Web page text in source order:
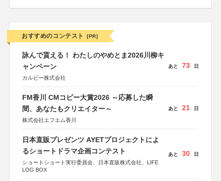
おすすめのコンテスト [PR]
詠んで貰える！ わたしのやめとま2026川柳キ
ャンペーン
カルビー株式会社
あと 73 日
FM香川 CMコピー大賞2026 ～応募した瞬
間、あなたもクリエイター～
株式会社エフエム香川
あと 21 日
日本直販プレゼンツ AYETプロジェクトによ
るショートドラマ企画コンテスト
ショートショート実行委員会、日本直販株式会社、LIFE
LOG BOX
あと 30 日